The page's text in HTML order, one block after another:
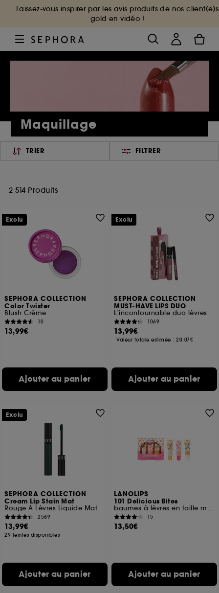
Laissez-vous inspirer par les avis produits de nos client(e)s
gold en vidéo !
Maquillage
TRIER FILTRER
2 514 Produits
SEPHORA COLLECTION
Color Twister
Blush Crème
10
13,99€
Ajouter au panier
Exclu
SEPHORA COLLECTION
MUST-HAVE LIPS DUO
L'incontournable duo lèvres
1069
13,99€
Valeur totale estimée :20,07€
Ajouter au panier
Exclu
SEPHORA COLLECTION
Cream Lip Stain Mat
Rouge À Lèvres Liquide Mat
2569
13,99€
29 teintes disponibles
Ajouter au panier
Exclu
LANOLIPS
101 Delicious Bites
baumes à lèvres en taille mini
15
13,50€
Ajouter au panier